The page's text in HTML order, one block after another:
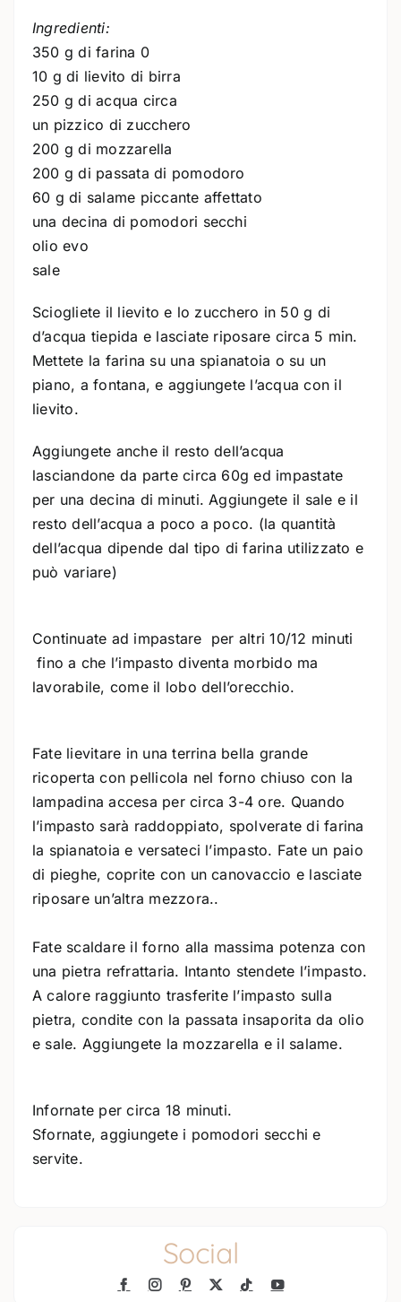
Ingredienti:
350 g di farina 0
10 g di lievito di birra
250 g di acqua circa
un pizzico di zucchero
200 g di mozzarella
200 g di passata di pomodoro
60 g di salame piccante affettato
una decina di pomodori secchi
olio evo
sale
Sciogliete il lievito e lo zucchero in 50 g di
d’acqua tiepida e lasciate riposare circa 5 min.
Mettete la farina su una spianatoia o su un
piano, a fontana, e aggiungete l’acqua con il
lievito.
Aggiungete anche il resto dell’acqua
lasciandone da parte circa 60g ed impastate
per una decina di minuti. Aggiungete il sale e il
resto dell’acqua a poco a poco. (la quantità
dell’acqua dipende dal tipo di farina utilizzato e
può variare)
Continuate ad impastare per altri 10/12 minuti
fino a che l’impasto diventa morbido ma
lavorabile, come il lobo dell’orecchio.
Fate lievitare in una terrina bella grande
ricoperta con pellicola nel forno chiuso con la
lampadina accesa per circa 3-4 ore. Quando
l’impasto sarà raddoppiato, spolverate di farina
la spianatoia e versateci l’impasto. Fate un paio
di pieghe, coprite con un canovaccio e lasciate
riposare un’altra mezzora..
Fate scaldare il forno alla massima potenza con
una pietra refrattaria. Intanto stendete l’impasto.
A calore raggiunto trasferite l’impasto sulla
pietra, condite con la passata insaporita da olio
e sale. Aggiungete la mozzarella e il salame.
Infornate per circa 18 minuti.
Sfornate, aggiungete i pomodori secchi e
servite.
Social